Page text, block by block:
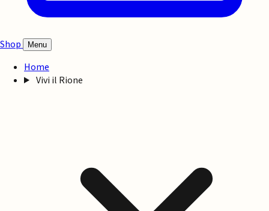
Shop Menu
Home
Vivi il Rione